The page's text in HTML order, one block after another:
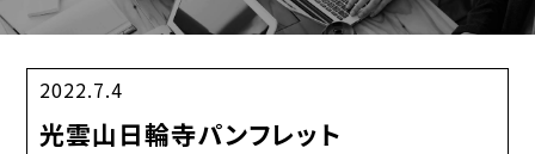
2022.7.4
光雲山日輪寺パンフレット